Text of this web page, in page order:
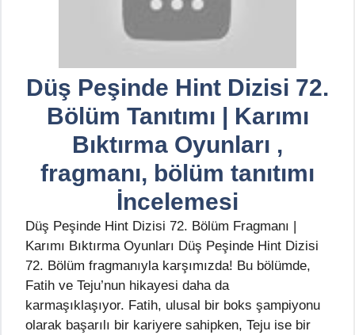
Düş Peşinde Hint Dizisi 72.
Bölüm Tanıtımı | Karımı
Bıktırma Oyunları ,
fragmanı, bölüm tanıtımı
İncelemesi
Düş Peşinde Hint Dizisi 72. Bölüm Fragmanı |
Karımı Bıktırma Oyunları Düş Peşinde Hint Dizisi
72. Bölüm fragmanıyla karşımızda! Bu bölümde,
Fatih ve Teju’nun hikayesi daha da
karmaşıklaşıyor. Fatih, ulusal bir boks şampiyonu
olarak başarılı bir kariyere sahipken, Teju ise bir